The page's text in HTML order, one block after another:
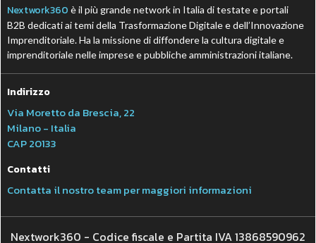
Nextwork360 è il più grande network in Italia di testate e portali
B2B dedicati ai temi della Trasformazione Digitale e dell’Innovazione
Imprenditoriale. Ha la missione di diffondere la cultura digitale e
imprenditoriale nelle imprese e pubbliche amministrazioni italiane.
Indirizzo
Via Moretto da Brescia, 22
Milano - Italia
CAP 20133
Contatti
Contatta il nostro team per maggiori informazioni
Nextwork360 - Codice fiscale e Partita IVA 13868590962